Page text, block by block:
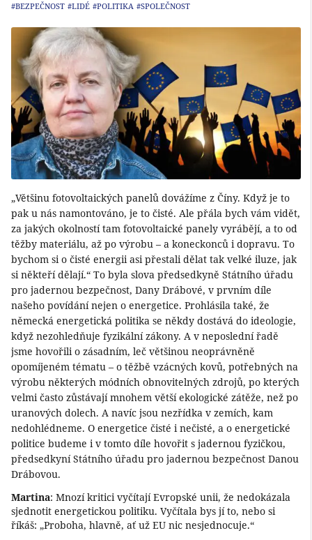
#BEZPEČNOST #LIDÉ #POLITIKA #SPOLEČNOST
„Většinu fotovoltaických panelů dovážíme z Číny. Když je to
pak u nás namontováno, je to čisté. Ale přála bych vám vidět,
za jakých okolností tam fotovoltaické panely vyrábějí, a to od
těžby materiálu, až po výrobu – a koneckonců i dopravu. To
bychom si o čisté energii asi přestali dělat tak velké iluze, jak
si někteří dělají.“ To byla slova předsedkyně Státního úřadu
pro jadernou bezpečnost, Dany Drábové, v prvním díle
našeho povídání nejen o energetice. Prohlásila také, že
německá energetická politika se někdy dostává do ideologie,
když nezohledňuje fyzikální zákony. A v neposlední řadě
jsme hovořili o zásadním, leč většinou neoprávněně
opomíjeném tématu – o těžbě vzácných kovů, potřebných na
výrobu některých módních obnovitelných zdrojů, po kterých
velmi často zůstávají mnohem větší ekologické zátěže, než po
uranových dolech. A navíc jsou nezřídka v zemích, kam
nedohlédneme. O energetice čisté i nečisté, a o energetické
politice budeme i v tomto díle hovořit s jadernou fyzičkou,
předsedkyní Státního úřadu pro jadernou bezpečnost Danou
Drábovou.
Martina: Mnozí kritici vyčítají Evropské unii, že nedokázala
sjednotit energetickou politiku. Vyčítala bys jí to, nebo si
říkáš: „Proboha, hlavně, ať už EU nic nesjednocuje.“